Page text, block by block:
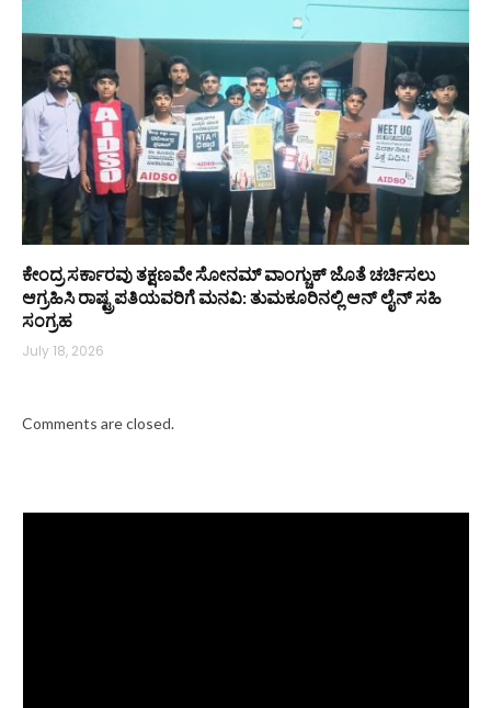
ಕೇಂದ್ರ ಸರ್ಕಾರವು ತಕ್ಷಣವೇ ಸೋನಮ್ ವಾಂಗ್ಚುಕ್ ಜೊತೆ ಚರ್ಚಿಸಲು
ಆಗ್ರಹಿಸಿ ರಾಷ್ಟ್ರಪತಿಯವರಿಗೆ ಮನವಿ: ತುಮಕೂರಿನಲ್ಲಿ ಆನ್‌ ಲೈನ್ ಸಹಿ
ಸಂಗ್ರಹ
July 18, 2026
Comments are closed.